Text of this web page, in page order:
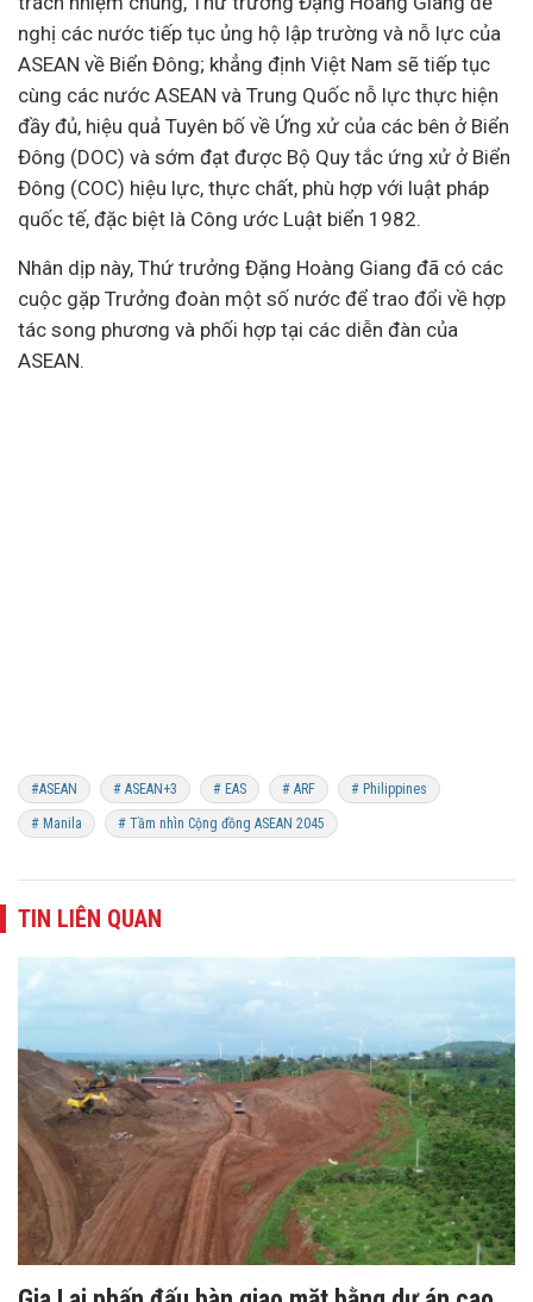
nghị các nước tiếp tục ủng hộ lập trường và nỗ lực của
ASEAN về Biển Đông; khẳng định Việt Nam sẽ tiếp tục
cùng các nước ASEAN và Trung Quốc nỗ lực thực hiện
đầy đủ, hiệu quả Tuyên bố về Ứng xử của các bên ở Biển
Đông (DOC) và sớm đạt được Bộ Quy tắc ứng xử ở Biển
Đông (COC) hiệu lực, thực chất, phù hợp với luật pháp
quốc tế, đặc biệt là Công ước Luật biển 1982.
Nhân dịp này, Thứ trưởng Đặng Hoàng Giang đã có các
cuộc gặp Trưởng đoàn một số nước để trao đổi về hợp
tác song phương và phối hợp tại các diễn đàn của
ASEAN.
#ASEAN # ASEAN+3 # EAS # ARF # Philippines
# Manila # Tầm nhìn Cộng đồng ASEAN 2045
TIN LIÊN QUAN